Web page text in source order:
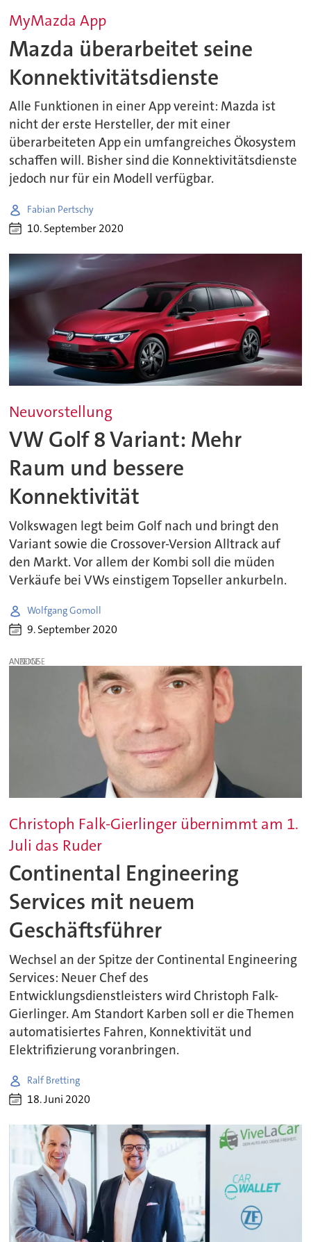
MyMazda App
Mazda überarbeitet seine
Konnektivitätsdienste
Alle Funktionen in einer App vereint: Mazda ist
nicht der erste Hersteller, der mit einer
überarbeiteten App ein umfangreiches Ökosystem
schaffen will. Bisher sind die Konnektivitätsdienste
jedoch nur für ein Modell verfügbar.
Fabian Pertschy
10. September 2020
Neuvorstellung
VW Golf 8 Variant: Mehr
Raum und bessere
Konnektivität
Volkswagen legt beim Golf nach und bringt den
Variant sowie die Crossover-Version Alltrack auf
den Markt. Vor allem der Kombi soll die müden
Verkäufe bei VWs einstigem Topseller ankurbeln.
Wolfgang Gomoll
9. September 2020
ANZEIGE
Christoph Falk-Gierlinger übernimmt am 1.
Juli das Ruder
Continental Engineering
Services mit neuem
Geschäftsführer
Wechsel an der Spitze der Continental Engineering
Services: Neuer Chef des
Entwicklungsdienstleisters wird Christoph Falk-
Gierlinger. Am Standort Karben soll er die Themen
automatisiertes Fahren, Konnektivität und
Elektrifizierung voranbringen.
Ralf Bretting
18. Juni 2020